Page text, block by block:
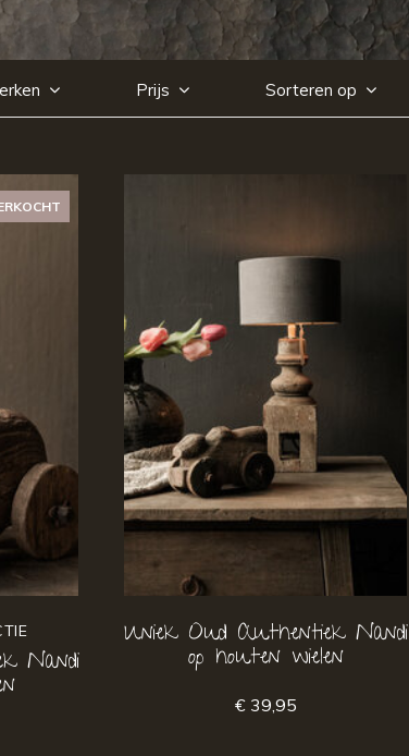
Prijs Sorteren op
Nandi
Uniek Oud Authentiek Nandi
op houten wielen
€ 39,95